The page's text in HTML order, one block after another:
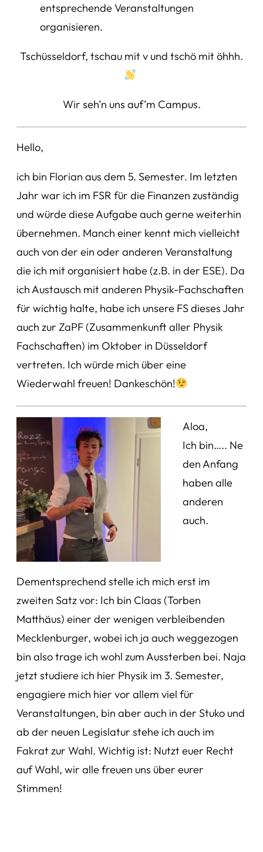
entsprechende Veranstaltungen
organisieren.
Tschüsseldorf, tschau mit v und tschö mit öhhh.
Wir seh’n uns auf’m Campus.
Hello,
ich bin Florian aus dem 5. Semester. Im letzten
Jahr war ich im FSR für die Finanzen zuständig
und würde diese Aufgabe auch gerne weiterhin
übernehmen. Manch einer kennt mich vielleicht
auch von der ein oder anderen Veranstaltung
die ich mit organisiert habe (z.B. in der ESE). Da
ich Austausch mit anderen Physik-Fachschaften
für wichtig halte, habe ich unsere FS dieses Jahr
auch zur ZaPF (Zusammenkunft aller Physik
Fachschaften) im Oktober in Düsseldorf
vertreten. Ich würde mich über eine
Wiederwahl freuen! Dankeschön!
Aloa,
Ich bin….. Ne
den Anfang
haben alle
anderen
auch.
Dementsprechend stelle ich mich erst im
zweiten Satz vor: Ich bin Claas (Torben
Matthäus) einer der wenigen verbleibenden
Mecklenburger, wobei ich ja auch weggezogen
bin also trage ich wohl zum Aussterben bei. Naja
jetzt studiere ich hier Physik im 3. Semester,
engagiere mich hier vor allem viel für
Veranstaltungen, bin aber auch in der Stuko und
ab der neuen Legislatur stehe ich auch im
Fakrat zur Wahl. Wichtig ist: Nutzt euer Recht
auf Wahl, wir alle freuen uns über eurer
Stimmen!